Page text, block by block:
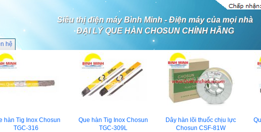
Siêu thị điện máy Bình Minh - Điện máy của mọi nhà
ĐẠI LÝ QUE HÀN CHOSUN CHÍNH HÃNG
hệ
hàn Tig Inox Chosun
TGC-316
Que hàn Tig Inox Chosun
TGC-309L
Dây hàn lõi thuốc chịu lực
Chosun CSF-81W